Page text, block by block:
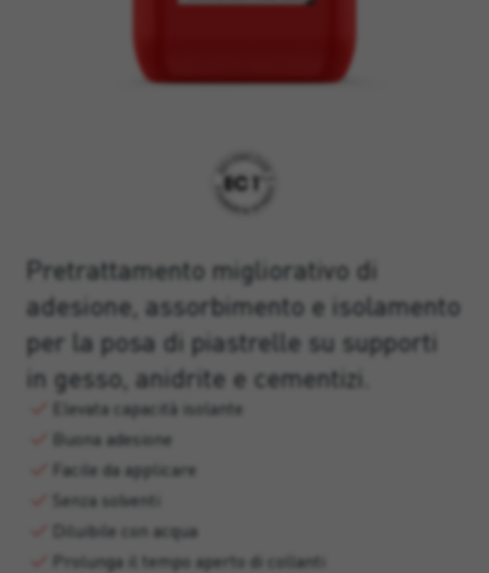
Pretrattamento migliorativo di
adesione, assorbimento e isolamento
per la posa di piastrelle su supporti
in gesso, anidrite e cementizi.
Elevata capacità isolante
Buona adesione
Facile da applicare
Senza solventi
Diluibile con acqua
Prolunga il tempo aperto di collanti